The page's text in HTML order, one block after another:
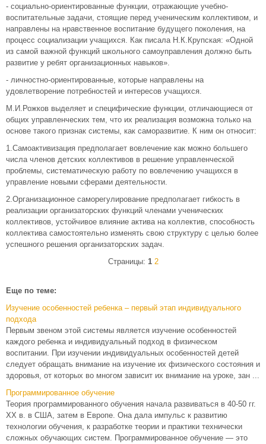
- социально-ориентированные функции, отражающие учебно-
воспитательные задачи, стоящие перед ученическим коллективом, и
направлены на нравственное воспитание будущего поколения, на
процесс социализации учащихся. Как писала Н.К.Крупская: «Одной
из самой важной функций школьного самоуправления должно быть
развитие у ребят организационных навыков».
- личностно-ориентированные, которые направлены на
удовлетворение потребностей и интересов учащихся.
М.И.Рожков выделяет и специфические функции, отличающиеся от
общих управленческих тем, что их реализация возможна только на
основе такого признак системы, как саморазвитие. К ним он относит:
1.Самоактивизация предполагает вовлечение как можно большего
числа членов детских коллективов в решение управленческой
проблемы, систематическую работу по вовлечению учащихся в
управление новыми сферами деятельности.
2.Организационное саморегулирование предполагает гибкость в
реализации организаторских функций членами ученических
коллективов, устойчивое влияние актива на коллектив, способность
коллектива самостоятельно изменять свою структуру с целью более
успешного решения организаторских задач.
Страницы: 1 2
Еще по теме:
Изучение особенностей ребенка – первый этап индивидуального
подхода
Первым звеном этой системы является изучение особенностей
каждого ребенка и индивидуальный подход в физическом
воспитании. При изучении индивидуальных особенностей детей
следует обращать внимание на изучение их физического состояния и
здоровья, от которых во многом зависит их внимание на уроке, зан ...
Программированное обучение
Теория программированного обучения начала развиваться в 40-50 гг.
XX в. в США, затем в Европе. Она дала импульс к развитию
технологии обучения, к разработке теории и практики технически
сложных обучающих систем. Программированное обучение — это